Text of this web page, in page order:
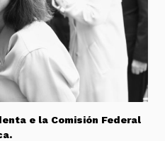
e la Comisión Federal